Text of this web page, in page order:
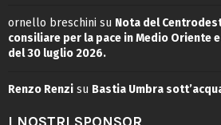
ornello breschini su Nota del
consiliare per la pace in Medio Oriente
del 30 luglio 2026.
Renzo Renzi su Bastia Umbra